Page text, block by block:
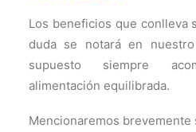
Los beneficios que conlleva
duda se notará en
supuesto siempre
alimentación equilibrada.
Mencionaremos brevemente